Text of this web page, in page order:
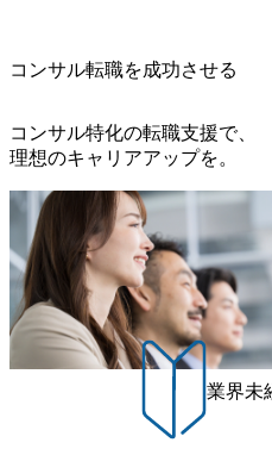
報 (https://www.xspear.co.jp/
広いプロジェクトに従事 - 鈴
トに入社し最年少ディレクタ
威人氏：BCG出身。金融業界
案、人事組織テーマに強みを
界においてはDX戦略立案、
する。 - 藏満 一馬氏：アクセ
心に、DX戦略策定、新規事
の幅広いプロジェクトを主導
C出身。Xspear最年少シニア
ページ (https://
コンサルは終わり──コンサル
から”のコンサルの在り方
e/20250205-simplex-xspear/)
アドバイザーによる自身のキ
スタイム制度を実施しており
間の範囲内で、出社・退社の
ね、ワークライフバランスを
ができる 【休日】 土日祝休み
年間休日は125日（GW8日、
休暇は年間24日（4月1日入社
れます。 年次有給休暇の残日
ができます。 慶弔休暇は、事
りますが、3～7日の連続休暇
ュ休暇は、規程で定める勤続
ッシュ休暇を取得できます。
の制度】 育児休暇： 対象：
の子を育てるすべての従業員
コンサル転職を成功させる
コンサル特化の転職支援で、
理想のキャリアアップを。
業界未